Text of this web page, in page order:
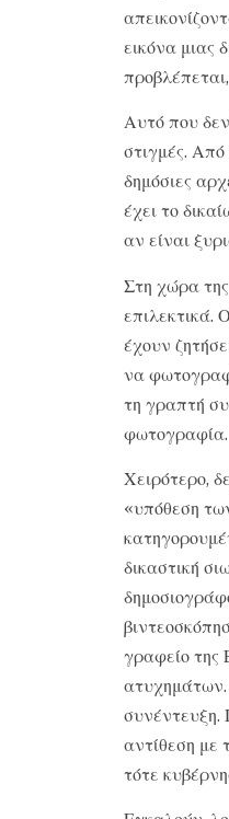
εικόνα μιας
Αυτό που
στιγμές.
δημόσιες
έχει το
αν είναι
Στη χώρα
επιλεκτικά.
έχουν
να
τη γραπτή
φωτογραφία.
Χειρότερο,
«υπόθεση
δικαστική
γραφείο της
ατυχημάτων.
συνέντευξη.
αντίθεση με
τότε